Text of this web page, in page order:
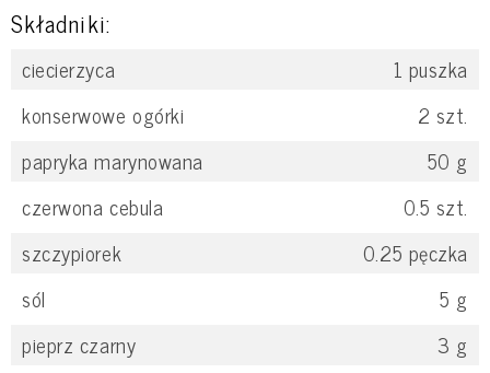
Składniki:
ciecierzyca 1 puszka
konserwowe ogórki
2 szt.
papryka marynowana
50 g
czerwona cebula
0.5 szt.
szczypiorek
0.25 pęczka
sól
5 g
pieprz czarny
3 g